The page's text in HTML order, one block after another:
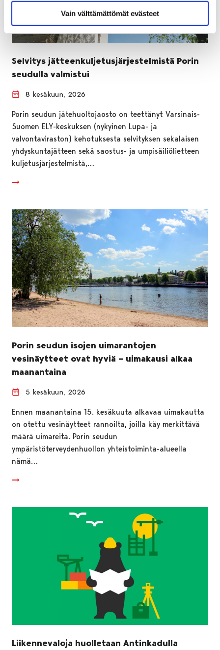
Vain välttämättömät evästeet
Selvitys jätteenkuljetusjärjestelmistä Porin
seudulla valmistui
8 kesäkuun, 2026
Porin seudun jätehuoltojaosto on teettänyt Varsinais-
Suomen ELY-keskuksen (nykyinen Lupa- ja
valvontaviraston) kehotuksesta selvityksen sekalaisen
yhdyskuntajätteen sekä saostus- ja umpisäiliölietteen
kuljetusjärjestelmistä,…
Porin seudun isojen uimarantojen
vesinäytteet ovat hyviä – uimakausi alkaa
maanantaina
5 kesäkuun, 2026
Ennen maanantaina 15. kesäkuuta alkavaa uimakautta
on otettu vesinäytteet rannoilta, joilla käy merkittävä
määrä uimareita. Porin seudun
ympäristöterveydenhuollon yhteistoiminta-alueella
nämä…
Liikennevaloja huolletaan Antinkadulla